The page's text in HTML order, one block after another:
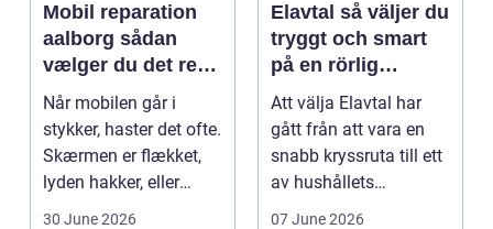
Mobil reparation
aalborg sådan
vælger du det rette
værksted
Når mobilen går i
stykker, haster det ofte.
Skærmen er flækket,
lyden hakker, eller
batteriet løber ...
30 June 2026
Elavtal så väljer du
tryggt och smart
på en rörlig
elmarknad
Att välja Elavtal har
gått från att vara en
snabb kryssruta till ett
av hushållets
viktigaste ekonom...
07 June 2026